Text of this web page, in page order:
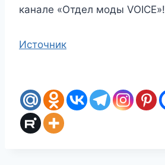
канале «Отдел моды VOICE»!
Источник